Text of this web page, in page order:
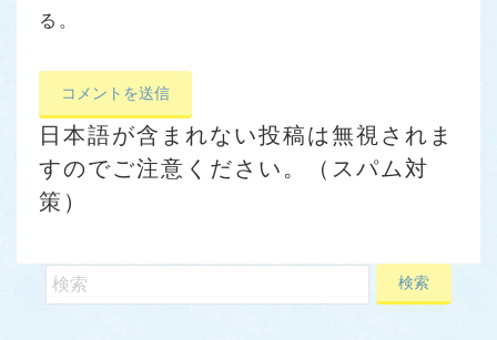
る。
日本語が含まれない投稿は無視されま
すのでご注意ください。（スパム対
策）